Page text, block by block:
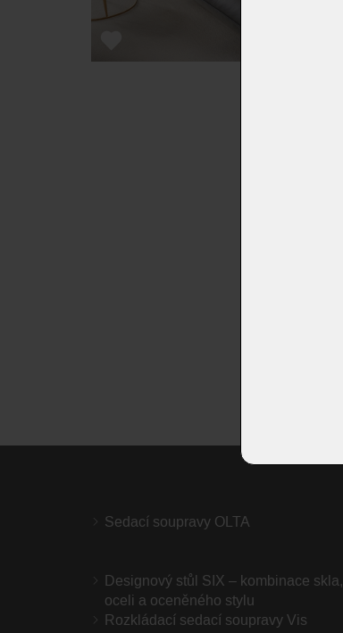
Sedací soupravy OLTA
Designový stůl SIX – kombinace skla,
oceli a oceněného stylu
Rozkládací sedací soupravy Vis